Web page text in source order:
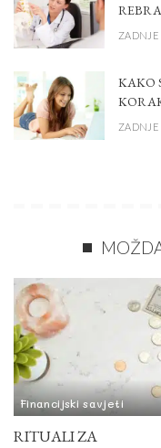
REBRA
ZADNJE
KAKO
ZADNJE
Financijski savjeti
RITUALI ZA